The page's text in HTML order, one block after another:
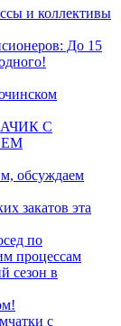
и коллективы
До 15
С
обсуждаем
закатов эта
по
процессам
сезон в
с